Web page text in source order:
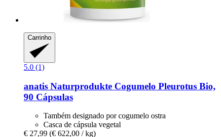
Carrinho
5.0 (1)
anatis Naturprodukte Cogumelo Pleurotus Bio,
90 Cápsulas
Também designado por cogumelo ostra
Casca de cápsula vegetal
€ 27,99 (€ 622,00 / kg)